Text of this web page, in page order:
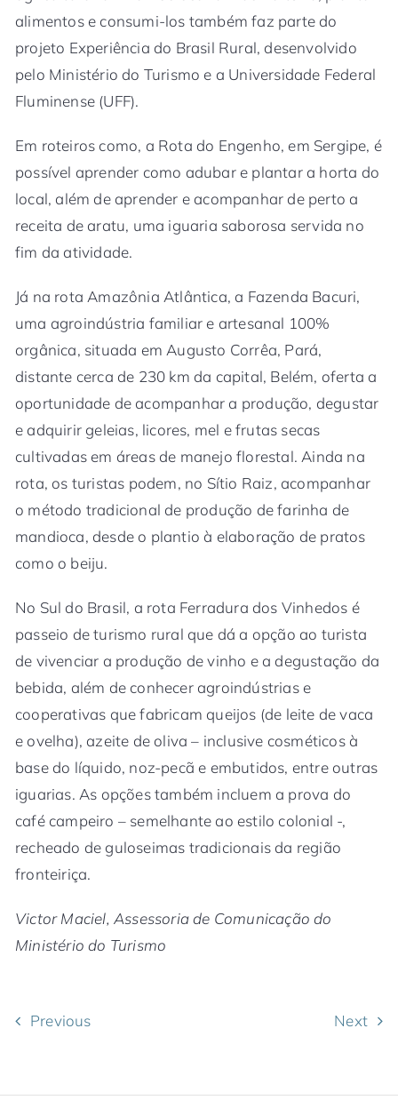
alimentos e consumi-los também faz parte do
projeto Experiência do Brasil Rural, desenvolvido
pelo Ministério do Turismo e a Universidade Federal
Fluminense (UFF).
Em roteiros como, a Rota do Engenho, em Sergipe, é
possível aprender como adubar e plantar a horta do
local, além de aprender e acompanhar de perto a
receita de aratu, uma iguaria saborosa servida no
fim da atividade.
Já na rota Amazônia Atlântica, a Fazenda Bacuri,
uma agroindústria familiar e artesanal 100%
orgânica, situada em Augusto Corrêa, Pará,
distante cerca de 230 km da capital, Belém, oferta a
oportunidade de acompanhar a produção, degustar
e adquirir geleias, licores, mel e frutas secas
cultivadas em áreas de manejo florestal. Ainda na
rota, os turistas podem, no Sítio Raiz, acompanhar
o método tradicional de produção de farinha de
mandioca, desde o plantio à elaboração de pratos
como o beiju.
No Sul do Brasil, a rota Ferradura dos Vinhedos é
passeio de turismo rural que dá a opção ao turista
de vivenciar a produção de vinho e a degustação da
bebida, além de conhecer agroindústrias e
cooperativas que fabricam queijos (de leite de vaca
e ovelha), azeite de oliva – inclusive cosméticos à
base do líquido, noz-pecã e embutidos, entre outras
iguarias. As opções também incluem a prova do
café campeiro – semelhante ao estilo colonial -,
recheado de guloseimas tradicionais da região
fronteiriça.
Victor Maciel, Assessoria de Comunicação do
Ministério do Turismo
Previous Next